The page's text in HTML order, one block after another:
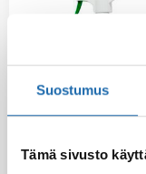
Suostumus
Tämä sivusto